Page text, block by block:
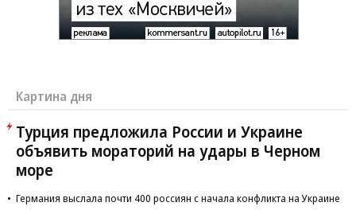
Картина дня
Турция предложила России и Украине
объявить мораторий на удары в Черном
море
Германия выслала почти 400 россиян с начала конфликта на Украине